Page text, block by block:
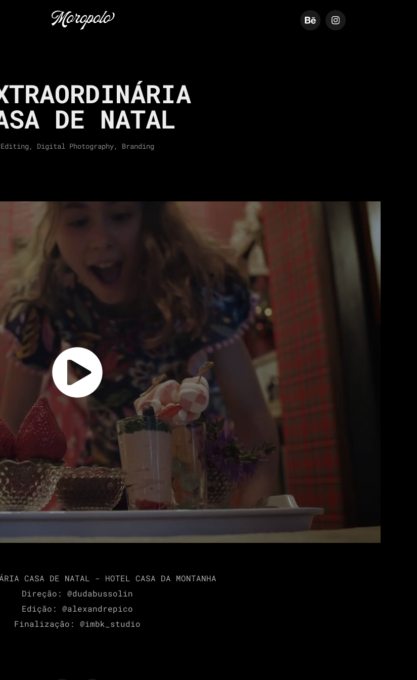
DE NATAL
Editing, Digital Photography, Branding
CASA DE NATAL - HOTEL CASA DA MONTANHA
Direção: @dudabussolin
Edição: @alexandrepico
Finalização: @imbk_studio